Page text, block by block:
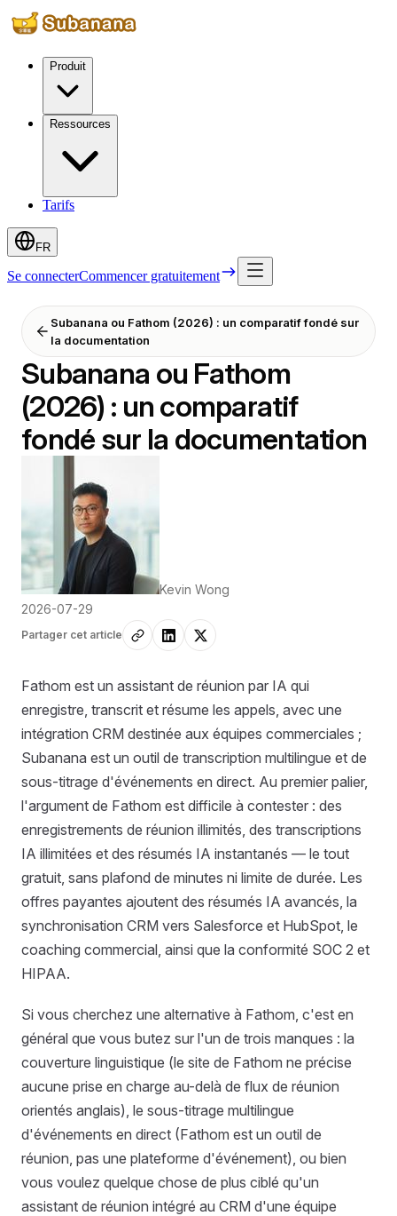
Produit
Ressources
Tarifs
FR
Se connecterCommencer gratuitement
Subanana ou Fathom (2026) : un comparatif fondé sur
la documentation
Subanana ou Fathom
(2026) : un comparatif
fondé sur la documentation
Kevin Wong
2026-07-29
Partager cet article
Fathom est un assistant de réunion par IA qui
enregistre, transcrit et résume les appels, avec une
intégration CRM destinée aux équipes commerciales ;
Subanana est un outil de transcription multilingue et de
sous-titrage d'événements en direct. Au premier palier,
l'argument de Fathom est difficile à contester : des
enregistrements de réunion illimités, des transcriptions
IA illimitées et des résumés IA instantanés — le tout
gratuit, sans plafond de minutes ni limite de durée. Les
offres payantes ajoutent des résumés IA avancés, la
synchronisation CRM vers Salesforce et HubSpot, le
coaching commercial, ainsi que la conformité SOC 2 et
HIPAA.
Si vous cherchez une alternative à Fathom, c'est en
général que vous butez sur l'un de trois manques : la
couverture linguistique (le site de Fathom ne précise
aucune prise en charge au-delà de flux de réunion
orientés anglais), le sous-titrage multilingue
d'événements en direct (Fathom est un outil de
réunion, pas une plateforme d'événement), ou bien
vous voulez quelque chose de plus ciblé qu'un
assistant de réunion intégré au CRM d'une équipe